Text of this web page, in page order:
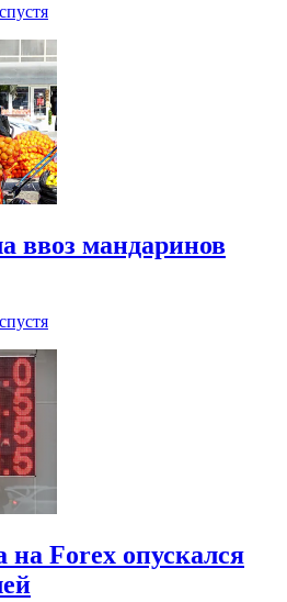
ввоз мандаринов
на Forex опускался